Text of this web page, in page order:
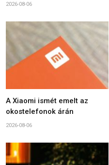
2026-08-06
A Xiaomi ismét emelt az
okostelefonok árán
2026-08-06